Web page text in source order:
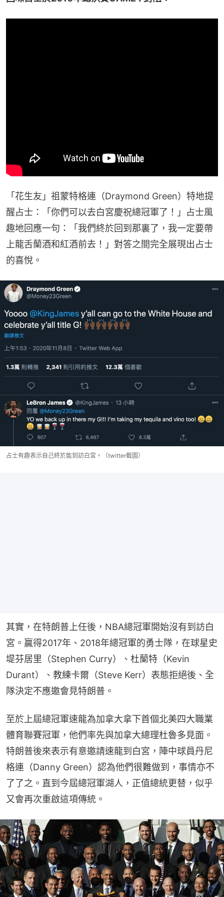
「花生友」祖蒙特格連（Draymond Green）特地提
醒占士：「你們可以去白宮慶祝總冠軍了！」占士風
趣地回應一句：「我們終於回到那裏了，我一定要帶
上龍舌蘭酒和紅酒前去！」對答之間完全展現出占士
的喜悅。
占士有趣表示自己終於能到訪白宮。（twitter截圖）
其實，在特朗普上任後，NBA總冠軍開始沒有到訪白
宮。贏得2017年、2018年總冠軍的勇士隊，在球星史
堤芬居里（Stephen Curry）、杜蘭特（Kevin
Durant）、教練卡爾（Steve Kerr）表態拒絕後、全
隊決定不應邀會見特朗普。
至於上屆總冠軍速龍為加拿大拿下首個北美四大職業
體育聯賽冠軍，他們率先與加拿大總理杜魯多見面。
特朗普後來表示有意邀請速龍到白宮，陣中球員丹尼
格連（Danny Green）認為他們很難做到，事情亦不
了了之。直到今屆總冠軍湖人，正值總統更替，似乎
又會再次重啟這項傳統。